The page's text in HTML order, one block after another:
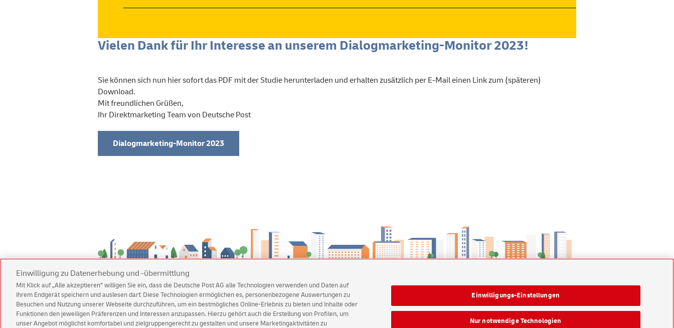
Vielen Dank für Ihr Interesse an unserem Dialogmarketing-Monitor 2023!
Sie können sich nun hier sofort das PDF mit der Studie herunterladen und erhalten zusätzlich per E-Mail einen Link zum (späteren)
Download.
Mit freundlichen Grüßen,
Ihr Direktmarketing Team von Deutsche Post
Dialogmarketing-Monitor 2023
© 2026 Deutsche Post AG
Impressum
Datenschutz & Cookies Rechtliche Hinweise Einwilligungs-Einstellungen
Einwilligung zu Datenerhebung und -übermittlung
Mit Klick auf „Alle akzeptieren” willigen Sie ein, dass die Deutsche Post AG alle Technologien verwenden und Daten auf
Ihrem Endgerät speichern und auslesen darf. Diese Technologien ermöglichen es, personenbezogene Auswertungen zu
Besuchen und Nutzung unserer Webseite durchzuführen, um ein bestmögliches Online-Erlebnis zu bieten und Inhalte oder
Funktionen den jeweiligen Präferenzen und Interessen anzupassen. Hierzu gehört auch die Erstellung von Profilen, um
unser Angebot möglichst komfortabel und zielgruppengerecht zu gestalten und unsere Marketingaktivitäten zu
Einwilligungs-Einstellungen
Nur notwendige Technologien